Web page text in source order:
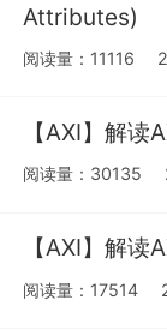
Attributes)
阅读量：11116
【AXI】解
阅读量：30135
【AXI】解
阅读量：17514